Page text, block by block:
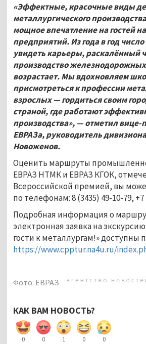
«Эффектные, красочные виды
металлургического
мощное впечатление на гостей
предприятий. Из года в год
увидеть карьеры, раскалённый
производство
возрастает. Мы вдохновляем
присмотреться к профессии
взрослых —гордиться своим
страной, где работают
производства», — отметил вице-
ЕВРАЗа, руководитель
Новоженов.
Оценить маршруты
ЕВРАЗ НТМК и ЕВРАЗ КГОК,
Всероссийской премией, вы
по телефонам: 8 (3435) 49-10-79, +7
Подробная информация о
электронная заявка на
гости к металлургам!» доступны
https://www.cpptur.na4u.ru/
Фото: ЕВРАЗ
КАК ВАМ НОВОСТЬ?
0 0 1 0 0